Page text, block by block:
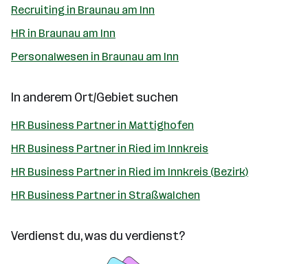
Recruiting in Braunau am Inn
HR in Braunau am Inn
Personalwesen in Braunau am Inn
In anderem Ort/Gebiet suchen
HR Business Partner in Mattighofen
HR Business Partner in Ried im Innkreis
HR Business Partner in Ried im Innkreis (Bezirk)
HR Business Partner in Straßwalchen
Verdienst du, was du verdienst?